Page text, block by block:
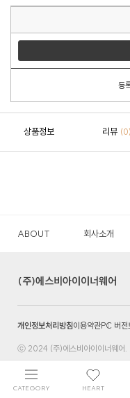
CATEGORY HEART
등
상품정보 리뷰 (0)
ABOUT 회사소개
(주)에스비아이이너웨어
개인정보처리방침이용약관PC 버전
ⓒ 2024 (주)에스비아이이너웨